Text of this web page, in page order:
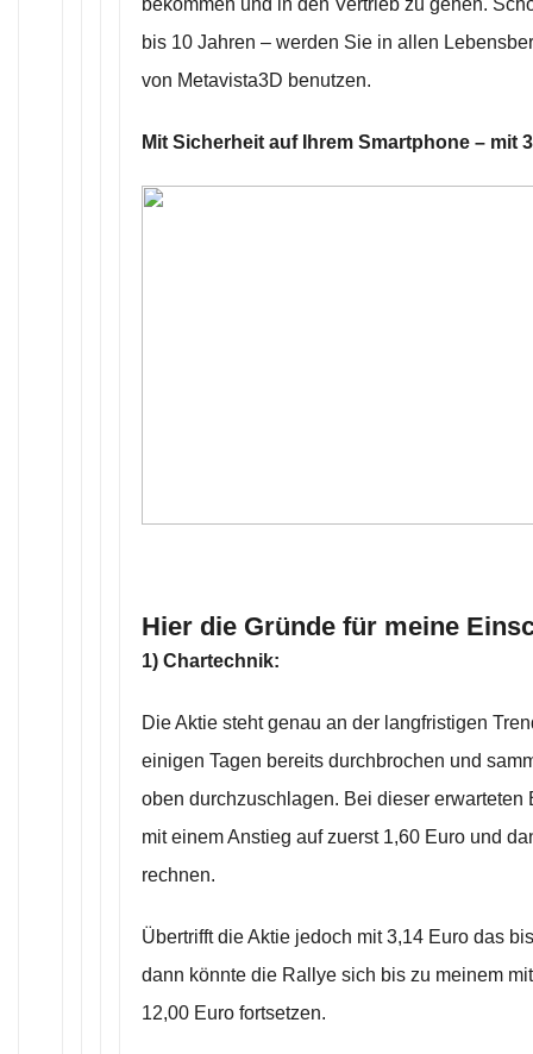
bekommen und in den Vertrieb zu gehen.
bis 10 Jahren – werden Sie in allen
von Metavista3D benutzen.
Mit Sicherheit auf Ihrem Smartphone – mit
Hier die Gründe für meine
1) Chartechnik:
Die Aktie steht genau an der langfristigen
einigen Tagen bereits durchbrochen und
oben durchzuschlagen. Bei dieser erwarteten
mit einem Anstieg auf zuerst 1,60 Euro und
rechnen.
Übertrifft die Aktie jedoch mit 3,14 Euro das
dann könnte die Rallye sich bis zu meinem
12,00 Euro fortsetzen.